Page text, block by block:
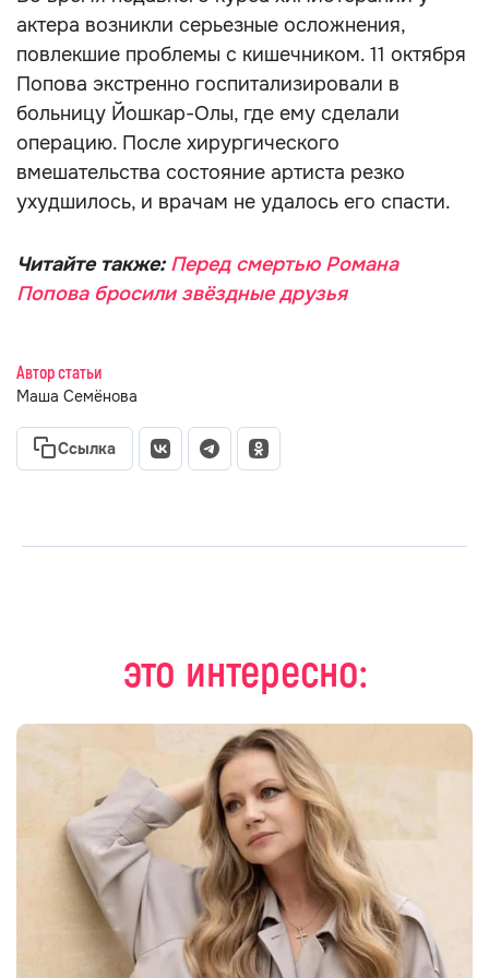
актера возникли серьезные осложнения,
повлекшие проблемы с кишечником. 11 октября
Попова экстренно госпитализировали в
больницу Йошкар-Олы, где ему сделали
операцию. После хирургического
вмешательства состояние артиста резко
ухудшилось, и врачам не удалось его спасти.
Читайте также: Перед смертью Романа
Попова бросили звёздные друзья
Автор статьи
Маша Семёнова
Ссылка
это интересно: